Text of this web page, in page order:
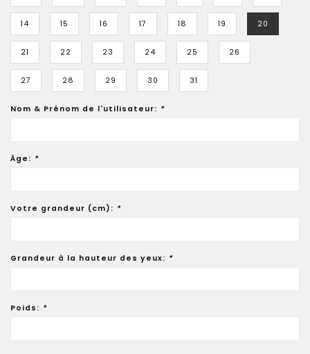
14 15 16 17 18 19 20
21 22 23 24 25 26
27 28 29 30 31
Nom & Prénom de l'utilisateur: *
Âge: *
Votre grandeur (cm): *
Grandeur à la hauteur des yeux: *
Poids: *